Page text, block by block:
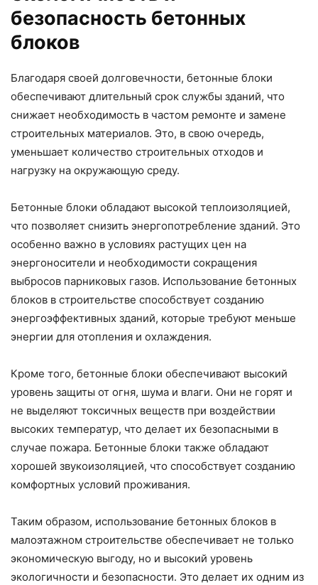
безопасность бетонных
блоков
Благодаря своей долговечности, бетонные блоки
обеспечивают длительный срок службы зданий, что
снижает необходимость в частом ремонте и замене
строительных материалов. Это, в свою очередь,
уменьшает количество строительных отходов и
нагрузку на окружающую среду.
Бетонные блоки обладают высокой теплоизоляцией,
что позволяет снизить энергопотребление зданий. Это
особенно важно в условиях растущих цен на
энергоносители и необходимости сокращения
выбросов парниковых газов. Использование бетонных
блоков в строительстве способствует созданию
энергоэффективных зданий, которые требуют меньше
энергии для отопления и охлаждения.
Кроме того, бетонные блоки обеспечивают высокий
уровень защиты от огня, шума и влаги. Они не горят и
не выделяют токсичных веществ при воздействии
высоких температур, что делает их безопасными в
случае пожара. Бетонные блоки также обладают
хорошей звукоизоляцией, что способствует созданию
комфортных условий проживания.
Таким образом, использование бетонных блоков в
малоэтажном строительстве обеспечивает не только
экономическую выгоду, но и высокий уровень
экологичности и безопасности. Это делает их одним из